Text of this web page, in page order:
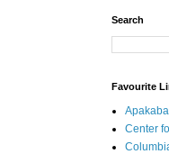
Search
Favourite
Center